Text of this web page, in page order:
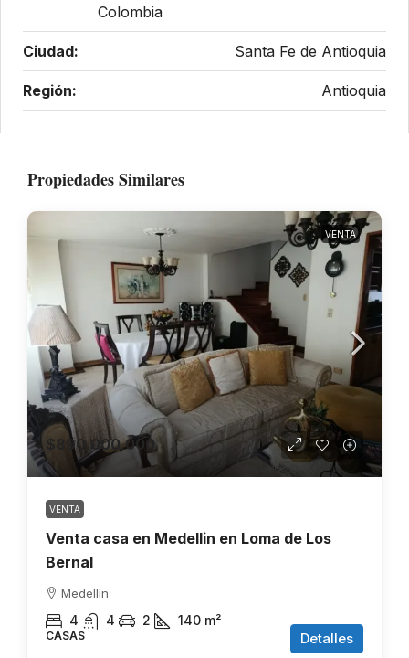
Colombia
Ciudad: Santa Fe de Antioquia
Región: Antioquia
Propiedades Similares
VENTA
$890.000.000
VENTA
Venta casa en Medellin en Loma de Los
Bernal
Medellin
4 4 2 140 m²
CASAS Detalles